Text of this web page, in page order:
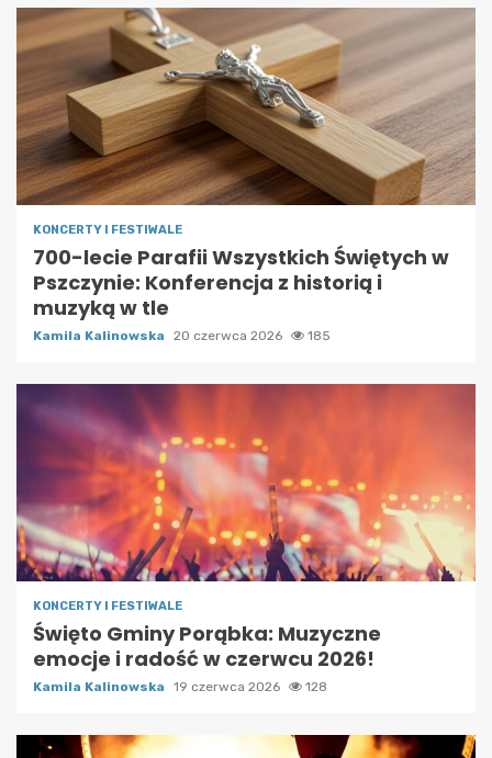
KONCERTY I FESTIWALE
700-lecie Parafii Wszystkich Świętych w
Pszczynie: Konferencja z historią i
muzyką w tle
Kamila Kalinowska 20 czerwca 2026 185
KONCERTY I FESTIWALE
Święto Gminy Porąbka: Muzyczne
emocje i radość w czerwcu 2026!
Kamila Kalinowska 19 czerwca 2026 128